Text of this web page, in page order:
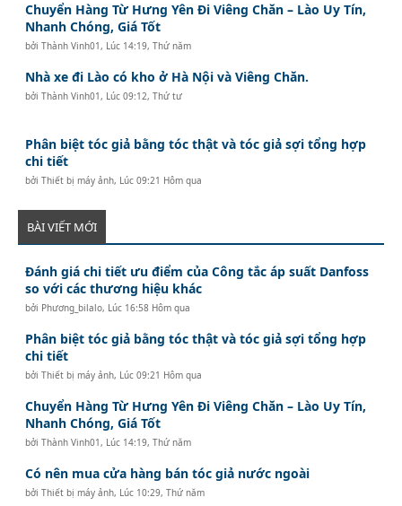
Chuyển Hàng Từ Hưng Yên Đi Viêng Chăn – Lào Uy Tín,
Nhanh Chóng, Giá Tốt
bởiThành Vinh01, Lúc 14:19, Thứ năm
Nhà xe đi Lào có kho ở Hà Nội và Viêng Chăn.
bởiThành Vinh01, Lúc 09:12, Thứ tư
Phân biệt tóc giả bằng tóc thật và tóc giả sợi tổng hợp
chi tiết
bởiThiết bị máy ảnh, Lúc 09:21 Hôm qua
BÀI VIẾT MỚI
Đánh giá chi tiết ưu điểm của Công tắc áp suất Danfoss
so với các thương hiệu khác
bởi Phương_bilalo, Lúc 16:58 Hôm qua
Phân biệt tóc giả bằng tóc thật và tóc giả sợi tổng hợp
chi tiết
bởiThiết bị máy ảnh, Lúc 09:21 Hôm qua
Chuyển Hàng Từ Hưng Yên Đi Viêng Chăn – Lào Uy Tín,
Nhanh Chóng, Giá Tốt
bởiThành Vinh01, Lúc 14:19, Thứ năm
Có nên mua cửa hàng bán tóc giả nước ngoài
bởiThiết bị máy ảnh, Lúc 10:29, Thứ năm